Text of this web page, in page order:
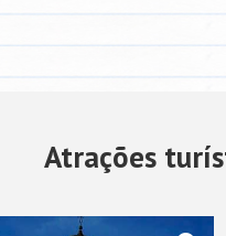
Atrações